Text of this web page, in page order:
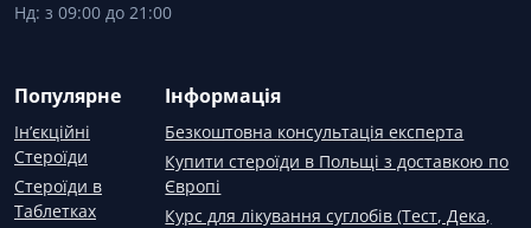
Нд: з 09:00 до 21:00
Популярне
Ін’єкційні
Стероїди
Стероїди в
Таблетках
Інформація
Безкоштовна консультація експерта
Купити стероїди в Польщі з доставкою по
Європі
Курс для лікування суглобів (Тест, Дека,